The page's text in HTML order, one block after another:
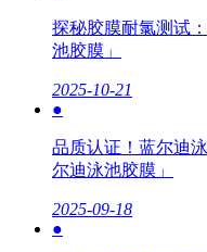
探秘胶膜耐氯测试
池胶膜」
2025-10-21
●
品质认证！蓝尔迪
尔迪泳池胶膜」
2025-09-18
●